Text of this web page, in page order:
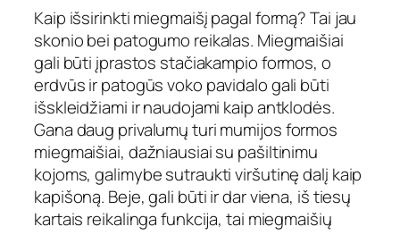
Kaip išsirinkti miegmaišį pagal formą? Tai jau
skonio bei patogumo reikalas. Miegmaišiai
gali būti įprastos stačiakampio formos, o
erdvūs ir patogūs voko pavidalo gali būti
išskleidžiami ir naudojami kaip antklodės.
Gana daug privalumų turi mumijos formos
miegmaišiai, dažniausiai su pašiltinimu
kojoms, galimybe sutraukti viršutinę dalį kaip
kapišoną. Beje, gali būti ir dar viena, iš tiesų
kartais reikalinga funkcija, tai miegmaišių